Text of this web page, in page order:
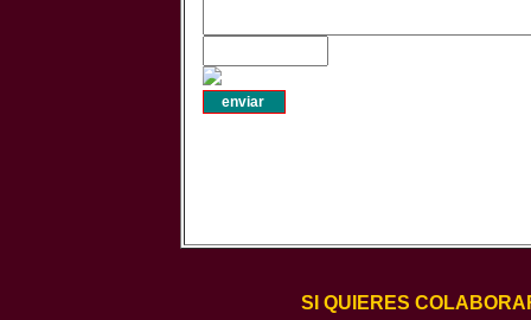
SI QUIERES